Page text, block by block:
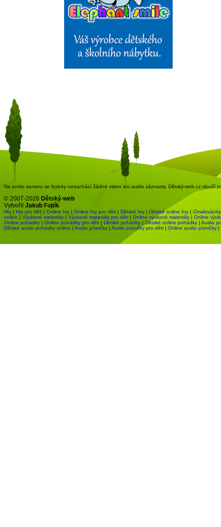
Na tomto serveru se fyzicky nenachází žádné video ani audio záznamy. Dětský-web.cz slouží
© 2007-2026 Dětský-web
Vytvořil Jakub Fojtík
Hry | Hry pro děti | Online hry | Online hry pro děti | Dětské hry | Dětské online hry | Omalovánky
online | Výukové materiály | Výukové materiály pro děti | Online výukové materiály | Online
Online pohádky | Online pohádky pro děti | Dětské pohádky | Dětské online pohádky | Audio
Dětské audio pohádky online | Audio písničky | Audio písničky pro děti | Online audio písničky |